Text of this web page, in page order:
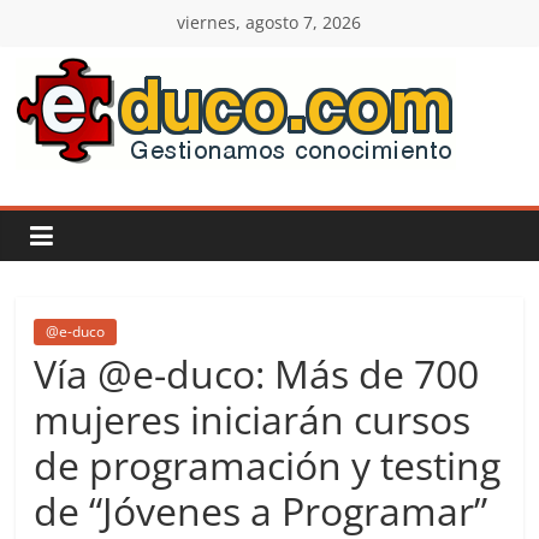
contenido
viernes, agosto 7, 2026
E-
duco:
Gestión
del
Conocimiento
Learn
more.
Do
@e-duco
Vía @e-duco: Más de 700
mujeres iniciarán cursos
de programación y testing
de “Jóvenes a Programar”